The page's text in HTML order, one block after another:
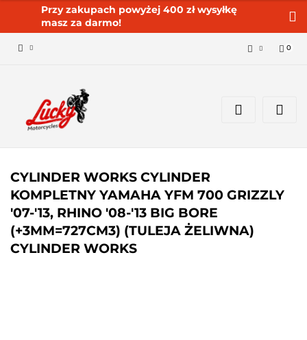
Przy zakupach powyżej 400 zł wysyłkę
masz za darmo!
Dodaj zgłoszenie
0
CYLINDER WORKS CYLINDER
KOMPLETNY YAMAHA YFM 700 GRIZZLY
'07-'13, RHINO '08-'13 BIG BORE
(+3MM=727CM3) (TULEJA ŻELIWNA)
CYLINDER WORKS